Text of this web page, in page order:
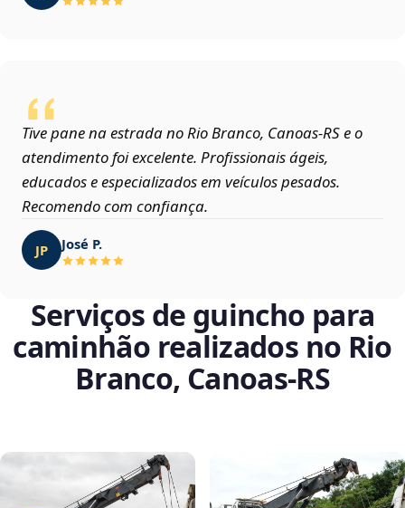
Tive pane na estrada no Rio Branco, Canoas‑RS e o
atendimento foi excelente. Profissionais ágeis,
educados e especializados em veículos pesados.
Recomendo com confiança.
JP José P.
Serviços de guincho para
caminhão realizados no Rio
Branco, Canoas‑RS